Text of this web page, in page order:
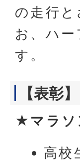
の走行
お、ハ
す。
【表彰】
★マラソ
高校